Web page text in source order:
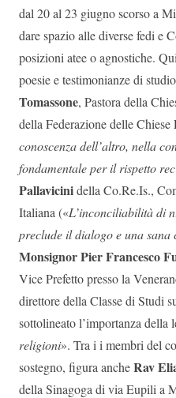
dal 20 al 23 giugno scorso a
dare spazio alle diverse fedi e
posizioni atee o agnostiche.
poesie e testimonianze di
Tomassone, Pastora della
della Federazione delle
conoscenza dell’altro, nella
fondamentale per il rispetto
Pallavicinidella Co.Re.Is.,
Italiana («L’inconciliabilità di
preclude il dialogo e una sana
Monsignor Pier Francesco
Vice Prefetto presso la
direttore della Classe di Studi
sottolineato l’importanza della
religioni». Tra i i membri del
sostegno, figura ancheRav
della Sinagoga di via Eupili a